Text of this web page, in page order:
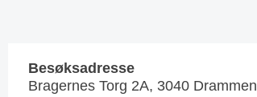
Besøksadresse
Bragernes Torg 2A, 3040 Drammen